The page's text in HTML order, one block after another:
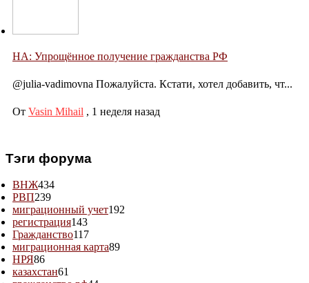
НА: Упрощённое получение гражданства РФ
@julia-vadimovna Пожалуйста. Кстати, хотел добавить, чт...
От Vasin Mihail , 1 неделя назад
Тэги форума
ВНЖ434
РВП239
миграционный учет192
регистрация143
Гражданство117
миграционная карта89
НРЯ86
казахстан61